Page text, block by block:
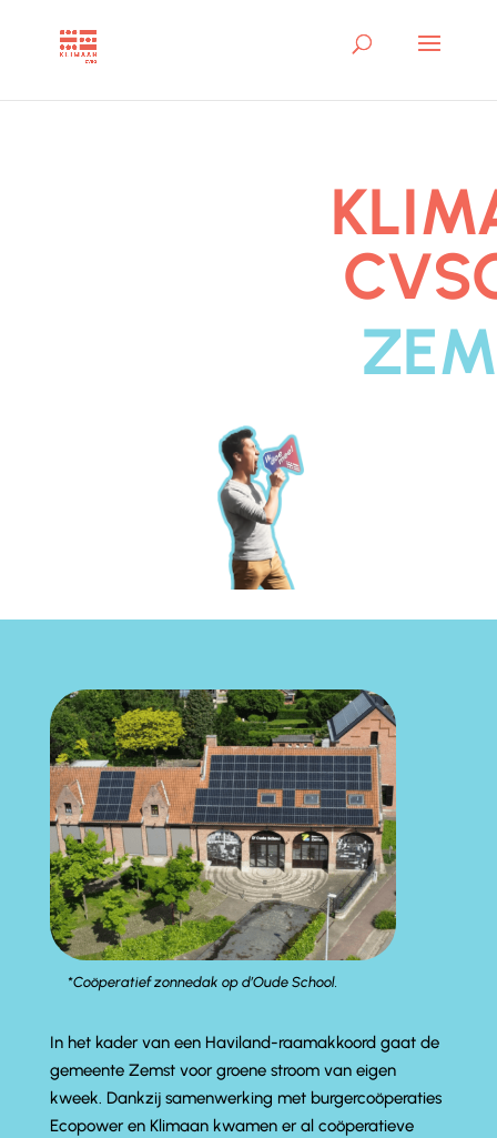
*Coöperatief zonnedak op d’Oude School.
In het kader van een Haviland-raamakkoord gaat de
gemeente Zemst voor groene stroom van eigen
kweek. Dankzij samenwerking met burgercoöperaties
Ecopower en Klimaan kwamen er al coöperatieve